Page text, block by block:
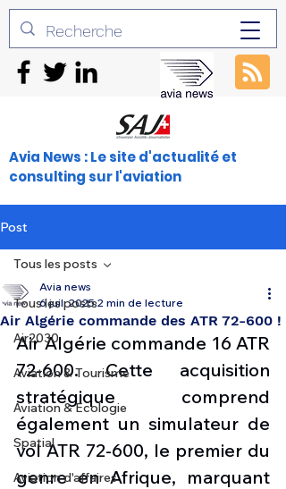
Avia News : Le site d'actualité et
consulting sur l'aviation
Post
Tous les posts
Air2030
Aviation & Tourisme
Aviation & Ecologie
Spatial
Aviation d'affaires
Tous les posts
Air Algérie commande des ATR 72-600 !
Avia news
6 juil. 2025 2 min de lecture
Air Algérie commande 16 ATR
72-600. Cette acquisition
stratégique comprend
également un simulateur de
vol ATR 72-600, le premier du
genre en Afrique, marquant